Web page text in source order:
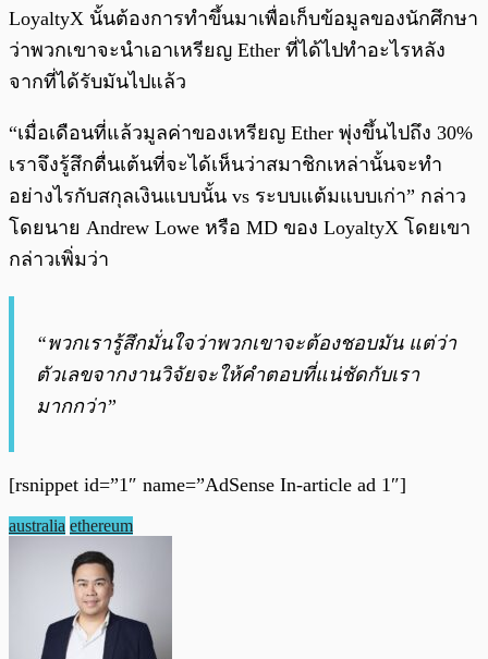
LoyaltyX นั้นต้องการทำขึ้นมาเพื่อเก็บข้อมูลของนักศึกษา
ว่าพวกเขาจะนำเอาเหรียญ Ether ที่ได้ไปทำอะไรหลัง
จากที่ได้รับมันไปแล้ว
“เมื่อเดือนที่แล้วมูลค่าของเหรียญ Ether พุ่งขึ้นไปถึง 30%
เราจึงรู้สึกตื่นเต้นที่จะได้เห็นว่าสมาชิกเหล่านั้นจะทำ
อย่างไรกับสกุลเงินแบบนั้น vs ระบบแต้มแบบเก่า” กล่าว
โดยนาย Andrew Lowe หรือ MD ของ LoyaltyX โดยเขา
กล่าวเพิ่มว่า
“พวกเรารู้สึกมั่นใจว่าพวกเขาจะต้องชอบมัน แต่ว่า
ตัวเลขจากงานวิจัยจะให้คำตอบที่แน่ชัดกับเรา
มากกว่า”
[rsnippet id=”1″ name=”AdSense In-article ad 1″]
australia ethereum